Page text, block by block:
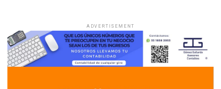
ADVERTISEMENT